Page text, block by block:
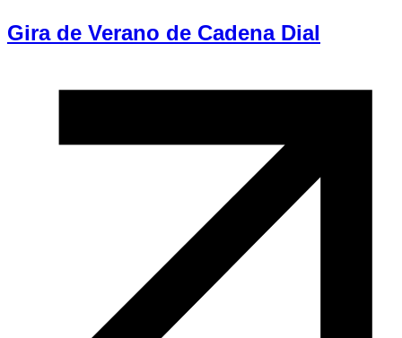
Gira de Verano de Cadena Dial